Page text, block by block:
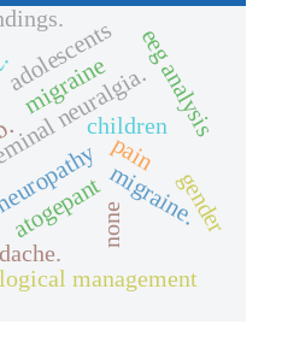
migraine
atogepantmigraine.
neuralgia.
pain
eeg analysis
none
children
management
adolescents
gender